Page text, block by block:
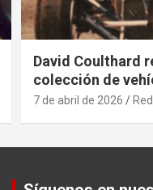
David Coulthard
colección de
7 de abril de 2026